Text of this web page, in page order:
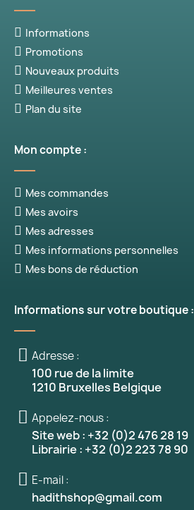
Informations
Promotions
Nouveaux produits
Meilleures ventes
Plan du site
Mon compte :
Mes commandes
Mes avoirs
Mes adresses
Mes informations personnelles
Mes bons de réduction
Informations sur votre boutique :
Adresse :
100 rue de la limite
1210 Bruxelles Belgique
Appelez-nous :
Site web : +32 (0)2 476 28 19
Librairie : +32 (0)2 223 78 90
E-mail :
hadithshop@gmail.com